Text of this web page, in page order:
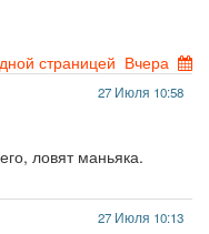
страницей Вчера
27 Июля 10:58
ловят маньяка.
27 Июля 10:13